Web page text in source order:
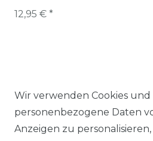
12,95 € *
Wir verwenden Cookies
personenbezogene Daten
Anzeigen zu